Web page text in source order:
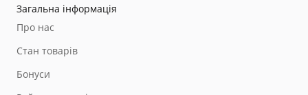
Загальна інформація
Про нас
Стан товарів
Бонуси